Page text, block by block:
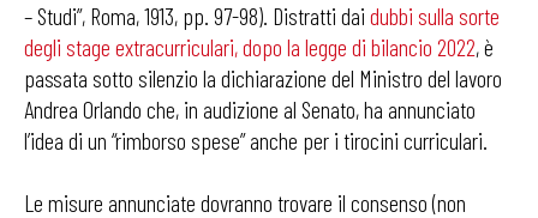
– Studi”, Roma, 1913, pp. 97-98). Distratti dai dubbi sulla sorte
degli stage extracurriculari, dopo la legge di bilancio 2022, è
passata sotto silenzio la dichiarazione del Ministro del lavoro
Andrea Orlando che, in audizione al Senato, ha annunciato
l’idea di un “rimborso spese” anche per i tirocini curriculari.
Le misure annunciate dovranno trovare il consenso (non